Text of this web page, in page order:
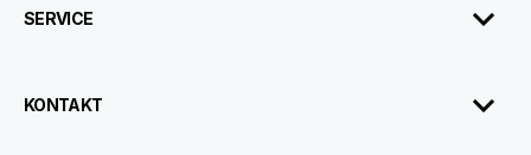
SERVICE
KONTAKT